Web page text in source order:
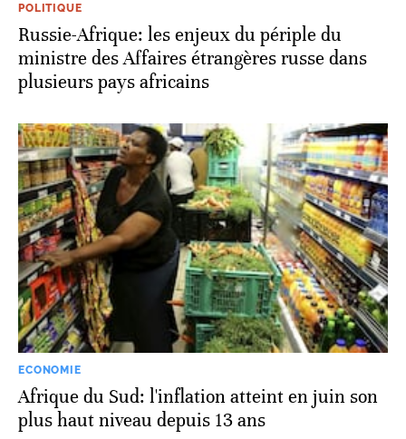
POLITIQUE
Russie-Afrique: les enjeux du périple du
ministre des Affaires étrangères russe dans
plusieurs pays africains
ECONOMIE
Afrique du Sud: l'inflation atteint en juin son
plus haut niveau depuis 13 ans